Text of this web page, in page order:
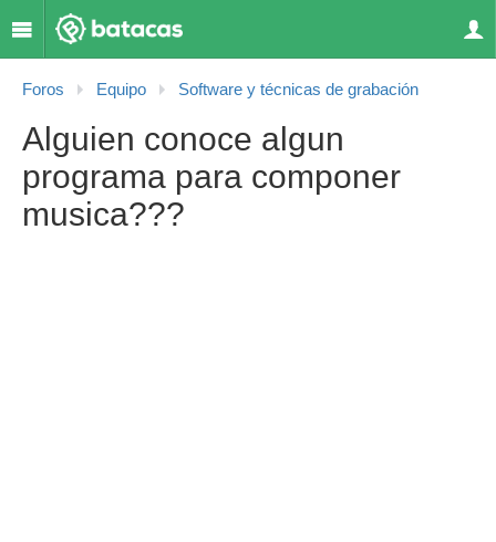
Foros Equipo Software y técnicas de grabación
Alguien conoce algun
programa para componer
musica???